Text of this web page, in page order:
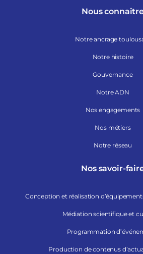
Nous
Notre ancrage
Notre histoire
Gouvernance
Notre ADN
Nos engagements
Nos métiers
Notre réseau
Nos savoir-
Conception et réalisation
Médiation scientifique et
Programmation
Production de contenus